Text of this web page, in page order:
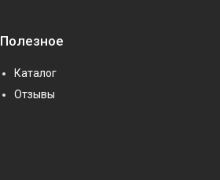
Полезное
Каталог
Отзывы